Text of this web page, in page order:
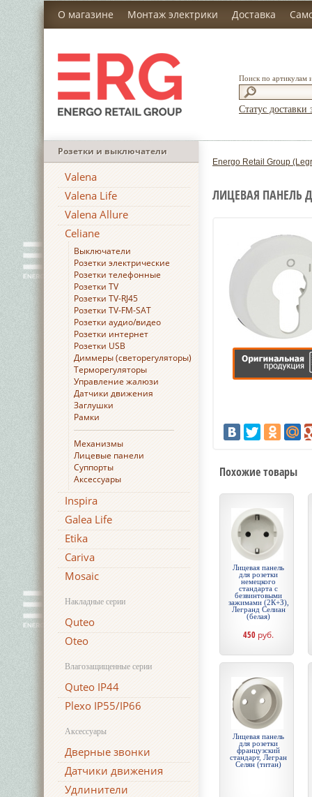
О магазине Монтаж электрики Доставка
Поиск по артикулам
Статус доставки
Розетки и выключатели
Valena
Valena Life
Valena Allure
Celiane
Выключатели
Розетки электрические
Розетки телефонные
Розетки TV
Розетки TV-RJ45
Розетки TV-FM-SAT
Розетки аудио/видео
Розетки интернет
Розетки USB
Диммеры (светорегуляторы)
Терморегуляторы
Управление жалюзи
Датчики движения
Заглушки
Рамки
Механизмы
Лицевые панели
Суппорты
Аксессуары
Inspira
Galea Life
Etika
Cariva
Mosaic
Накладные серии
Quteo
Oteo
Влагозащищенные серии
Quteo IP44
Plexo IP55/IP66
Аксессуары
Дверные звонки
Датчики движения
Удлинители
Energo Retail Group
ЛИЦЕВАЯ ПАНЕЛЬ
Похожие товары
Лицевая панель
для розетки
немецкого
стандарта с
безвинтовыми
зажимами (2К+З),
Легранд Селиан
(белая)
450 руб.
Лицевая панель
для розетки
французский
стандарт, Легран
Селян (титан)